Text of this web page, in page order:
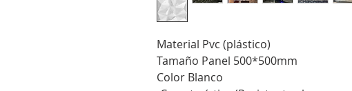
Material Pvc (plástico)
Tamaño Panel 500*500mm
Color Blanco